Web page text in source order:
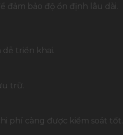
đảm bảo độ ổn định lâu dài.
triển khai.
trữ.
phí càng được kiểm soát tốt.